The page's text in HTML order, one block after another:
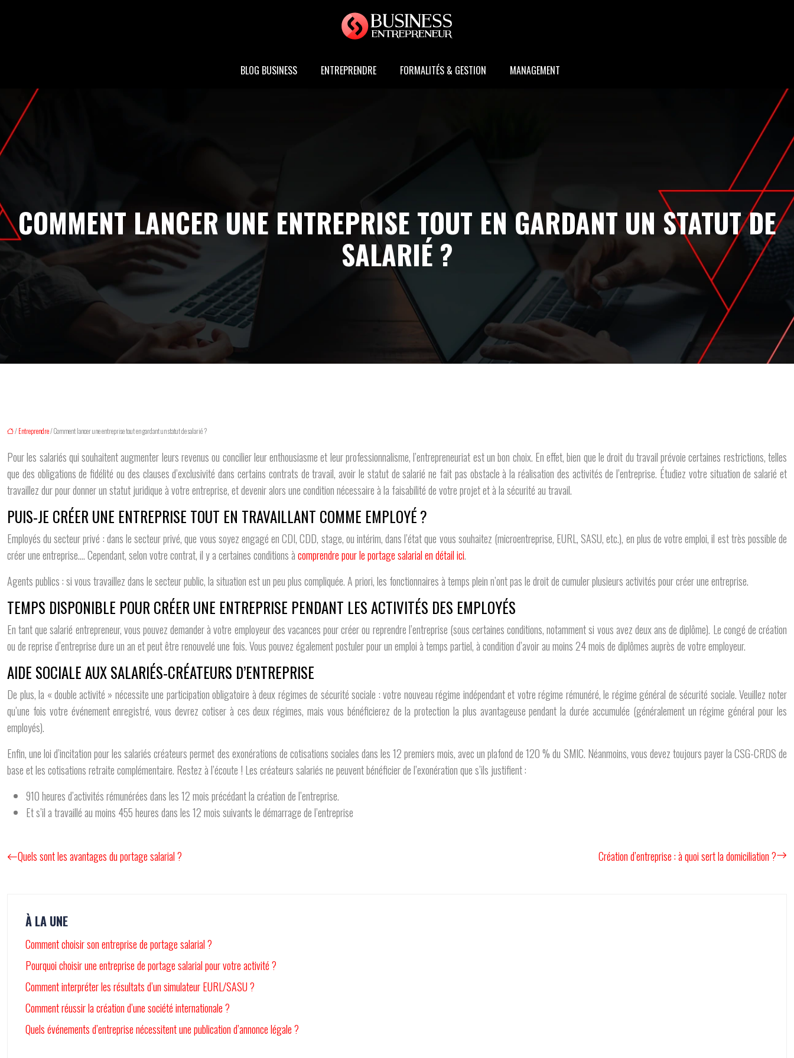
BLOG BUSINESS ENTREPRENDRE FORMALITÉS & GESTION MANAGEMENT
COMMENT LANCER UNE ENTREPRISE TOUT EN GARDANT UN STATUT DE
SALARIÉ ?
/Entreprendre/ Comment lancer une entreprise tout en gardant un statut de salarié ?
Pour les salariés qui souhaitent augmenter leurs revenus ou concilier leur enthousiasme et leur professionnalisme, l’entrepreneuriat est un bon choix. En effet, bien que le droit du travail prévoie certaines restrictions, telles
que des obligations de fidélité ou des clauses d’exclusivité dans certains contrats de travail, avoir le statut de salarié ne fait pas obstacle à la réalisation des activités de l’entreprise. Étudiez votre situation de salarié et
travaillez dur pour donner un statut juridique à votre entreprise, et devenir alors une condition nécessaire à la faisabilité de votre projet et à la sécurité au travail.
PUIS-JE CRÉER UNE ENTREPRISE TOUT EN TRAVAILLANT COMME EMPLOYÉ ?
Employés du secteur privé : dans le secteur privé, que vous soyez engagé en CDI, CDD, stage, ou intérim, dans l’état que vous souhaitez (microentreprise, EURL, SASU, etc.), en plus de votre emploi, il est très possible de
créer une entreprise…. Cependant, selon votre contrat, il y a certaines conditions àcomprendre pour le portage salarial en détail ici.
Agents publics : si vous travaillez dans le secteur public, la situation est un peu plus compliquée. A priori, les fonctionnaires à temps plein n’ont pas le droit de cumuler plusieurs activités pour créer une entreprise.
TEMPS DISPONIBLE POUR CRÉER UNE ENTREPRISE PENDANT LES ACTIVITÉS DES EMPLOYÉS
En tant que salarié entrepreneur, vous pouvez demander à votre employeur des vacances pour créer ou reprendre l’entreprise (sous certaines conditions, notamment si vous avez deux ans de diplôme). Le congé de création
ou de reprise d’entreprise dure un an et peut être renouvelé une fois. Vous pouvez également postuler pour un emploi à temps partiel, à condition d’avoir au moins 24 mois de diplômes auprès de votre employeur.
AIDE SOCIALE AUX SALARIÉS-CRÉATEURS D’ENTREPRISE
De plus, la « double activité » nécessite une participation obligatoire à deux régimes de sécurité sociale : votre nouveau régime indépendant et votre régime rémunéré, le régime général de sécurité sociale. Veuillez noter
qu’une fois votre événement enregistré, vous devrez cotiser à ces deux régimes, mais vous bénéficierez de la protection la plus avantageuse pendant la durée accumulée (généralement un régime général pour les
employés).
Enfin, une loi d’incitation pour les salariés créateurs permet des exonérations de cotisations sociales dans les 12 premiers mois, avec un plafond de 120 % du SMIC. Néanmoins, vous devez toujours payer la CSG-CRDS de
base et les cotisations retraite complémentaire. Restez à l’écoute ! Les créateurs salariés ne peuvent bénéficier de l’exonération que s’ils justifient :
910 heures d’activités rémunérées dans les 12 mois précédant la création de l’entreprise.
Et s’il a travaillé au moins 455 heures dans les 12 mois suivants le démarrage de l’entreprise
Quels sont les avantages du portage salarial ? Création d’entreprise : à quoi sert la domiciliation ?
À LA UNE
Comment choisir son entreprise de portage salarial ?
Pourquoi choisir une entreprise de portage salarial pour votre activité ?
Comment interpréter les résultats d’un simulateur EURL/SASU ?
Comment réussir la création d’une société internationale ?
Quels événements d’entreprise nécessitent une publication d’annonce légale ?